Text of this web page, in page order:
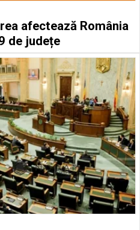
afectează România
de județe